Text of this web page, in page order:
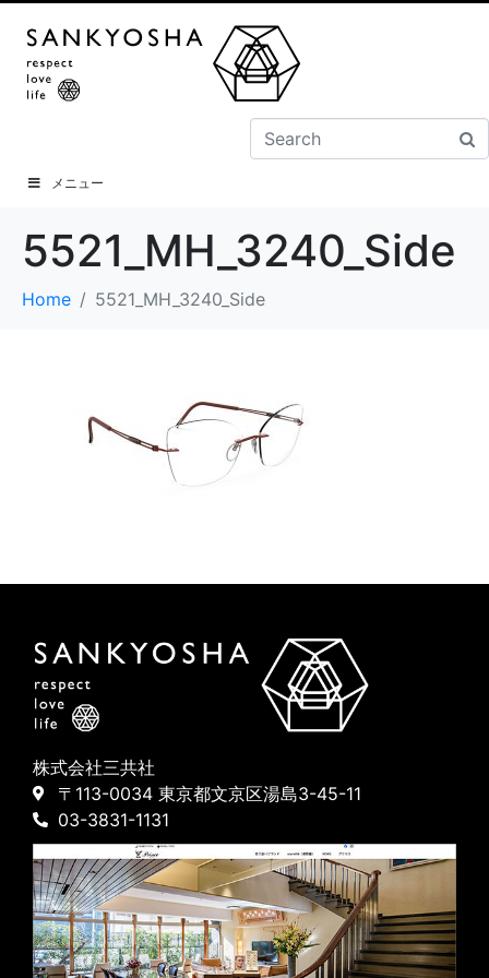
メニュー
5521_MH_3240_Side
Home 5521_MH_3240_Side
株式会社三共社
〒113-0034 東京都文京区湯島3-45-11
03-3831-1131